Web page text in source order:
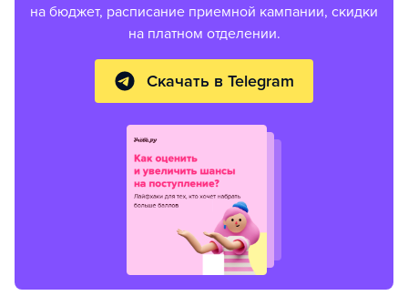
на бюджет, расписание приемной кампании, скидки
на платном отделении.
Скачать в Telegram